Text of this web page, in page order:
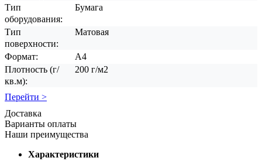
Тип
оборудования:
Бумага
Тип
поверхности:
Матовая
Формат:
A4
Плотность (г/
кв.м):
200 г/м2
Перейти >
Доставка
Варианты оплаты
Наши преимущества
Характеристики